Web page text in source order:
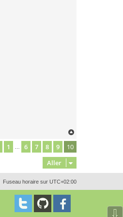
t
10 sur 10
Précédent
1 6 7 8 9 10
Aller
Fuseau horaire sur UTC+02:00
⇩